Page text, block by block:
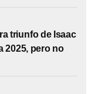
triunfo de Isaac
2025, pero no